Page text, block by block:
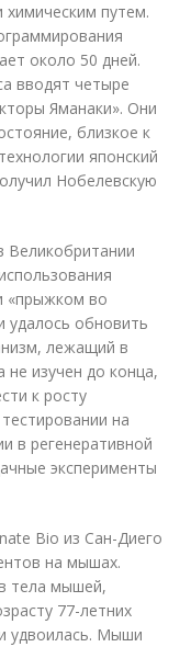
путем.
около 50 дней.
вводят четыре
Яманаки». Они
близкое к
японский
Нобелевскую
Великобритании
«прыжком во
удалось обновить
лежащий в
не изучен до конца,
к росту
на
в регенеративной
эксперименты
Bio из Сан-Диего
на мышах.
тела мышей,
77-летних
удвоилась. Мыши